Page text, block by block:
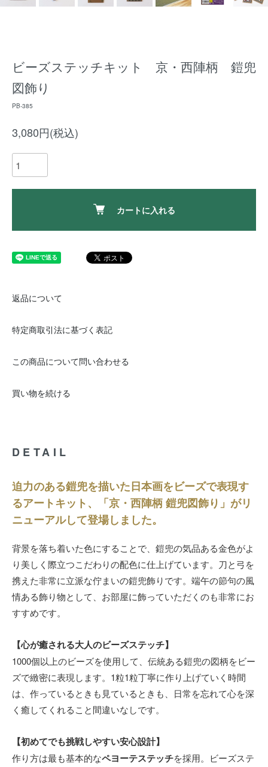
ビーズステッチキット 京・西陣柄 鎧兜
図飾り
PB-385
3,080円(税込)
カートに入れる
返品について
特定商取引法に基づく表記
この商品について問い合わせる
買い物を続ける
DETAIL
迫力のある鎧兜を描いた日本画をビーズで表現す
るアートキット、「京・西陣柄 鎧兜図飾り」がリ
ニューアルして登場しました。
背景を落ち着いた色にすることで、鎧兜の気品ある金色がよ
り美しく際立つこだわりの配色に仕上げています。刀と弓を
携えた非常に立派な佇まいの鎧兜飾りです。端午の節句の風
情ある飾り物として、お部屋に飾っていただくのも非常にお
すすめです。
【心が癒される大人のビーズステッチ】
1000個以上のビーズを使用して、伝統ある鎧兜の図柄をビー
ズで緻密に表現します。1粒1粒丁寧に作り上げていく時間
は、作っているときも見ているときも、日常を忘れて心を深
く癒してくれること間違いなしです。
【初めてでも挑戦しやすい安心設計】
作り方は最も基本的なペヨーテステッチを採用。ビーズステ